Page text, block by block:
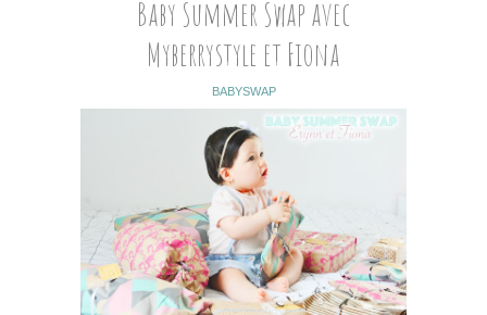
Baby Summer Swap avec
Myberrystyle et Fiona
BABYSWAP